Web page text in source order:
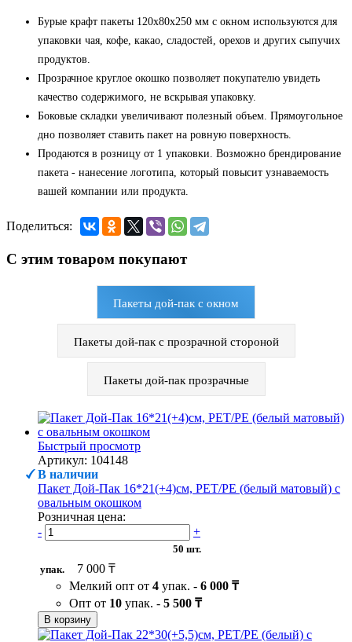
Бурые крафт пакеты 120x80x250 мм с окном используются для
упаковки чая, кофе, какао, сладостей, орехов и других сыпучих
продуктов.
Прозрачное круглое окошко позволяет покупателю увидеть
качество содержимого, не вскрывая упаковку.
Боковые складки увеличивают полезный объем. Прямоугольное
дно позволяет ставить пакет на ровную поверхность.
Продаются в розницу от 1 упаковки. Возможно брендирование
пакета - нанесение логотипа, который повысит узнаваемость
вашей компании или продукта.
Поделиться:
С этим товаром покупают
Пакеты дой-пак с окном
Пакеты дой-пак с прозрачной стороной
Пакеты дой-пак прозрачные
Быстрый просмотр
Артикул: 104148
В наличии
Пакет Дой-Пак 16*21(+4)см, PET/PE (белый матовый) с
овальным окошком
Розничная цена:
-
+
50 шт.
упак.
7 000 ₸
Мелкий опт от 4 упак. - 6 000 ₸
Опт от 10 упак. - 5 500 ₸
В корзину